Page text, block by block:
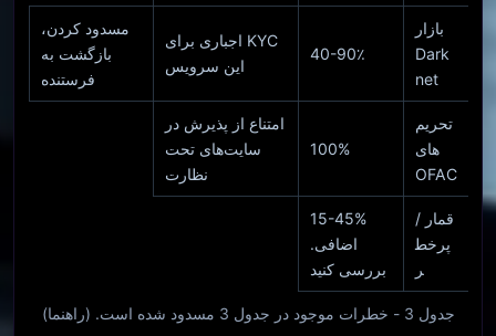
جدول 3 - خطرات موجود در جدول 3 مسدود شده است. (راهنما)
بازار
Dark
net
40-90٪
KYC اجباری برای
این سرویس
مسدود کردن،
بازگشت به
فرستنده
تحریم‌
های
OFAC
100%
امتناع از پذیرش در
سایت‌های تحت
نظارت
قمار /
پرخط
ر
15-45%
اضافی.
بررسی کنید